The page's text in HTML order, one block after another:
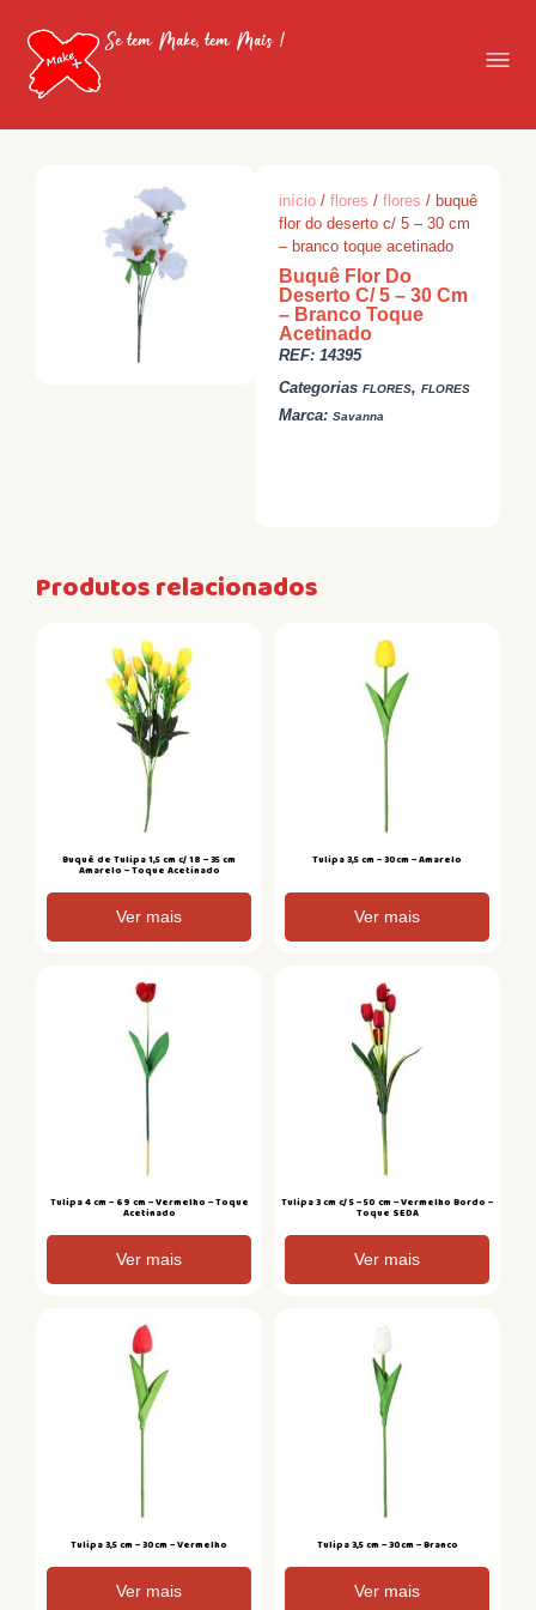
Se tem Make, tem Mais !
início /flores /flores / buquê
flor do deserto c/ 5 – 30 cm
– branco toque acetinado
Buquê Flor Do
Deserto C/ 5 – 30 Cm
– Branco Toque
Acetinado
REF:14395
Categorias FLORES,FLORES
Marca:Savanna
Produtos relacionados
Buquê de Tulipa 1,5 cm c/ 18 – 35 cm
Amarelo – Toque Acetinado
Ver mais
Tulipa 3,5 cm – 30cm – Amarelo
Ver mais
Tulipa 4 cm – 69 cm – Vermelho – Toque
Acetinado
Ver mais
Tulipa 3 cm c/ 5 – 50 cm – Vermelho Bordo –
Toque SEDA
Ver mais
Tulipa 3,5 cm – 30cm – Vermelho
Ver mais
Tulipa 3,5 cm – 30cm – Branco
Ver mais